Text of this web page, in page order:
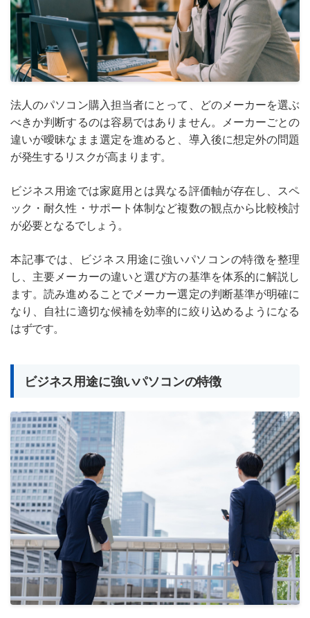
法人のパソコン購入担当者にとって、どのメーカーを選ぶ
べきか判断するのは容易ではありません。メーカーごとの
違いが曖昧なまま選定を進めると、導入後に想定外の問題
が発生するリスクが高まります。
ビジネス用途では家庭用とは異なる評価軸が存在し、スペ
ック・耐久性・サポート体制など複数の観点から比較検討
が必要となるでしょう。
本記事では、ビジネス用途に強いパソコンの特徴を整理
し、主要メーカーの違いと選び方の基準を体系的に解説し
ます。読み進めることでメーカー選定の判断基準が明確に
なり、自社に適切な候補を効率的に絞り込めるようになる
はずです。
ビジネス用途に強いパソコンの特徴